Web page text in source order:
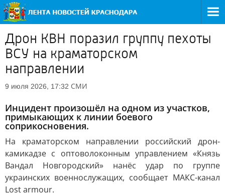
Дрон КВН поразил группу пехоты
ВСУ на краматорском
направлении
9 июля 2026, 17:32 СМИ
Инцидент произошёл на одном из участков,
примыкающих к линии боевого
соприкосновения.
На краматорском направлении российский дрон-
камикадзе с оптоволоконным управлением «Князь
Вандал Новгородский» нанёс удар по группе
украинских военнослужащих, сообщает МАКС-канал
Lost armour.